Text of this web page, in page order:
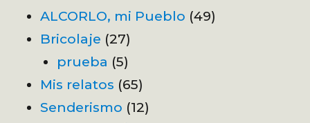
ALCORLO, mi Pueblo (49)
Bricolaje (27)
prueba (5)
Mis relatos (65)
Senderismo (12)